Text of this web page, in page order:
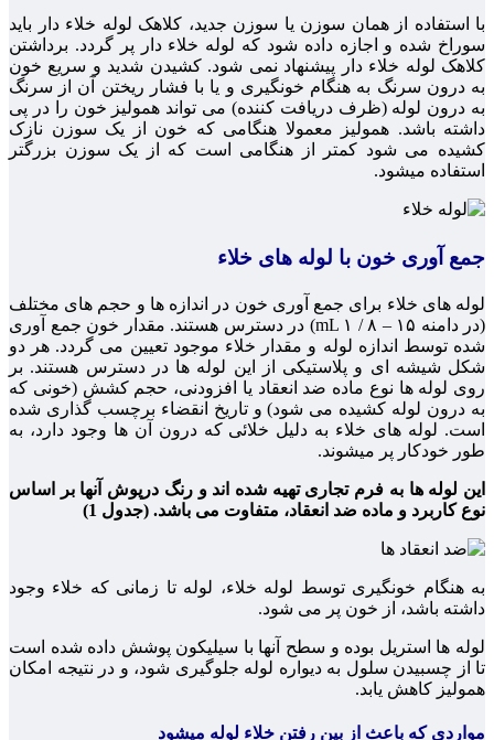
با استفاده از همان سوزن یا سوزن جدید، کلاهک لوله خلاء دار باید
سوراخ شده و اجازه داده شود که لوله خلاء دار پر گردد. برداشتن
کلاهک لوله خلاء دار پیشنهاد نمی شود. کشیدن شدید و سریع خون
به درون سرنگ به هنگام خونگیری و یا با فشار ریختن آن از سرنگ
به درون لوله (ظرف دریافت کننده) می تواند همولیز خون را در پی
داشته باشد. همولیز معمولا هنگامی که خون از یک سوزن نازک
کشیده می شود کمتر از هنگامی است که از یک سوزن بزرگتر
استفاده میشود.
جمع آوری خون با لوله های خلاء
لوله های خلاء برای جمع آوری خون در اندازه ها و حجم های مختلف
(در دامنه mL ۱ / ۸ – ۱۵) در دسترس هستند. مقدار خون جمع آوری
شده توسط اندازه لوله و مقدار خلاء موجود تعیین می گردد. هر دو
شکل شیشه ای و پلاستیکی از این لوله ها در دسترس هستند. بر
روی لوله ها نوع ماده ضد انعقاد یا افزودنی، حجم کشش (خونی که
به درون لوله کشیده می شود) و تاریخ انقضاء برچسب گذاری شده
است. لوله های خلاء به دلیل خلائی که درون آن ها وجود دارد، به
طور خودکار پر میشوند.
این لوله ها به فرم تجاری تهیه شده اند و رنگ درپوش آنها بر اساس
نوع کاربرد و ماده ضد انعقاد، متفاوت می باشد. (جدول 1)
به هنگام خونگیری توسط لوله خلاء، لوله تا زمانی که خلاء وجود
داشته باشد، از خون پر می شود.
لوله ها استریل بوده و سطح آنها با سیلیکون پوشش داده شده است
تا از چسبیدن سلول به دیواره لوله جلوگیری شود، و در نتیجه امکان
همولیز کاهش یابد.
مواردی که باعث از بین رفتن خلاء لوله میشود